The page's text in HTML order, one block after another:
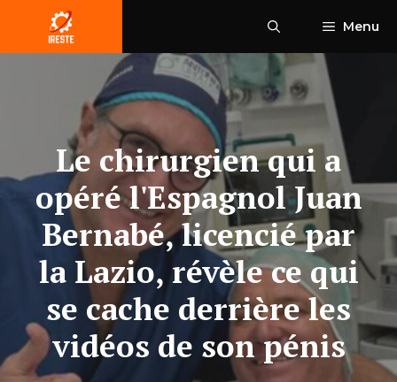
contenu
Menu
Le chirurgien qui a
opéré l'Espagnol Juan
Bernabé, licencié par
la Lazio, révèle ce qui
se cache derrière les
vidéos de son pénis